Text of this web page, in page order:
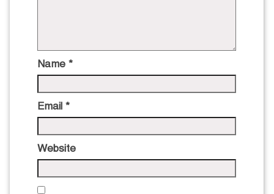
Name *
Email *
Website